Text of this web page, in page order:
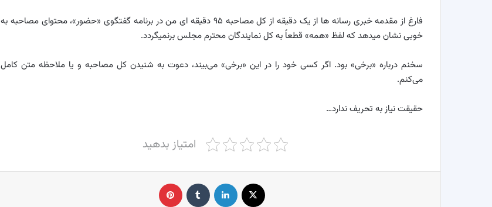
فارغ از مقدمه خبری رسانه ها از یک دقیقه از کل مصاحبه ۹۵ دقیقه ای من در برنامه گفتگوی «حضور»، محتوای مصاحبه به
خوبی نشان میدهد که لفظ «همه» قطعاً به کل نمایندگان محترم مجلس برنمیگردد.
سخنم درباره «برخی» بود. اگر کسی خود را در این «برخی» می‌بیند، دعوت به شنیدن کل مصاحبه و یا ملاحظه متن کامل
می‌کنم.
حقیقت نیاز به تحریف ندارد…
امتیاز بدهید
لینکدین ‫تامبلر